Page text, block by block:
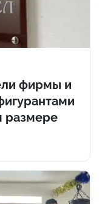
фирмы и
размере